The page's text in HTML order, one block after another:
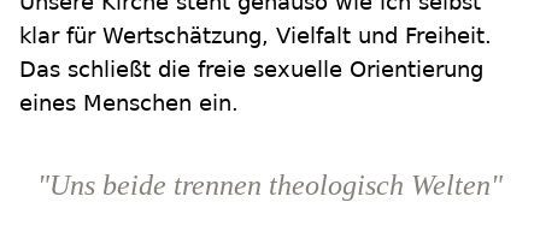
klar für Wertschätzung, Vielfalt und Freiheit.
Das schließt die freie sexuelle Orientierung
eines Menschen ein.
"Uns beide trennen theologisch Welten"